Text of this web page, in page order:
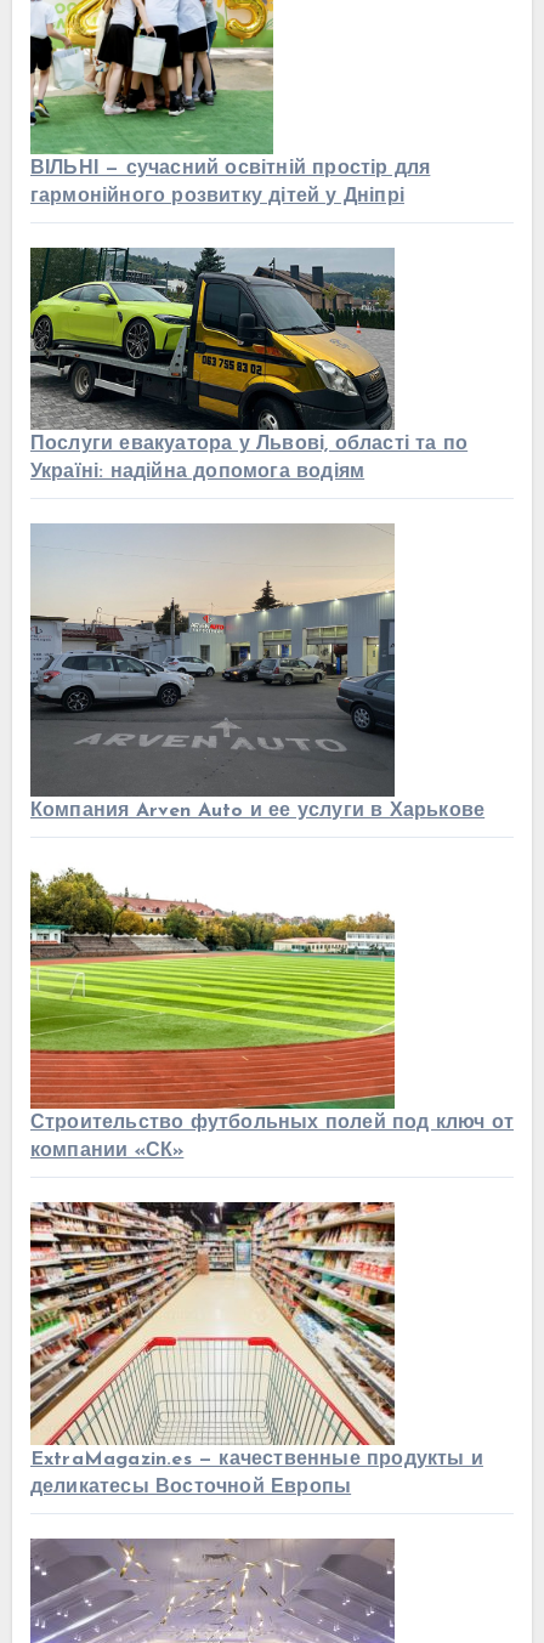
ВІЛЬНІ — сучасний освітній простір для
гармонійного розвитку дітей у Дніпрі
Послуги евакуатора у Львові, області та по
Україні: надійна допомога водіям
Компания Arven Auto и ее услуги в Харькове
Строительство футбольных полей под ключ от
компании «СК»
ExtraMagazin.es — качественные продукты и
деликатесы Восточной Европы